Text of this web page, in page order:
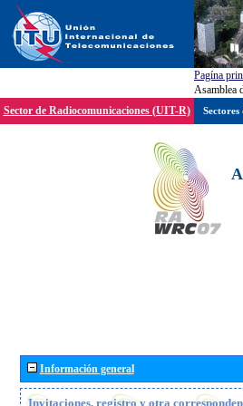
Pagína
Asamblea
Sector de Radiocomunicaciones (UIT-R)
Información general
Invitaciones, registro y otra